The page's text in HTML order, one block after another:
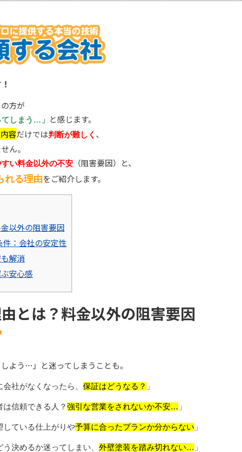
方が
しまう…」
と感じます。
容だけでは判断が難しく 、
ん。
い料金以外の不安 （阻害要因）と、
れる理由をご紹介します。
以外の阻害要因
：会社の安定性
解消
安心感
とは？料金以外の阻害要因
よう…」と迷ってしまうことも。
会社がなくなったら、 保証はどうなる？ 」
は信頼できる人？ 強引な営業をされないか不安… 」
している仕上がりや予算に合ったプランか分からない 」
う決めるか迷ってしまい、 外壁塗装を踏み切れない… 」